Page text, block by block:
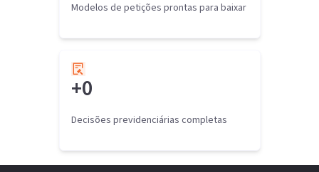
Modelos de petições prontas para baixar
+0
Decisões previdenciárias completas